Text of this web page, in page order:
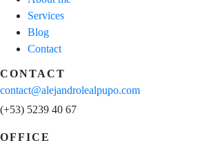
Services
Blog
Contact
CONTACT
contact@alejandrolealpupo.com
(+53) 5239 40 67
OFFICE